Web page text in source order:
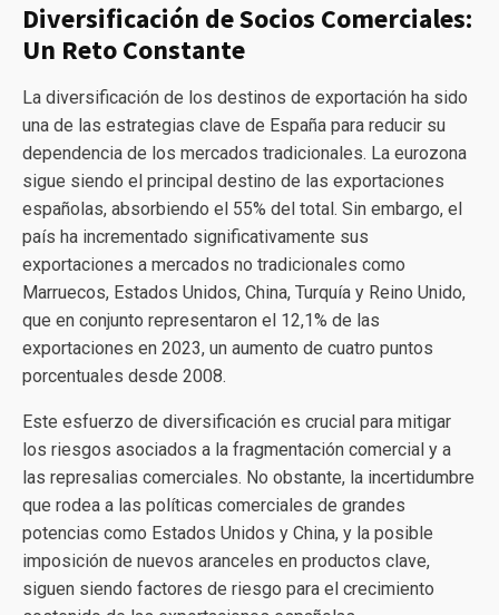
Diversificación de Socios Comerciales:
Un Reto Constante
La diversificación de los destinos de exportación ha sido
una de las estrategias clave de España para reducir su
dependencia de los mercados tradicionales. La eurozona
sigue siendo el principal destino de las exportaciones
españolas, absorbiendo el 55% del total. Sin embargo, el
país ha incrementado significativamente sus
exportaciones a mercados no tradicionales como
Marruecos, Estados Unidos, China, Turquía y Reino Unido,
que en conjunto representaron el 12,1% de las
exportaciones en 2023, un aumento de cuatro puntos
porcentuales desde 2008.
Este esfuerzo de diversificación es crucial para mitigar
los riesgos asociados a la fragmentación comercial y a
las represalias comerciales. No obstante, la incertidumbre
que rodea a las políticas comerciales de grandes
potencias como Estados Unidos y China, y la posible
imposición de nuevos aranceles en productos clave,
siguen siendo factores de riesgo para el crecimiento